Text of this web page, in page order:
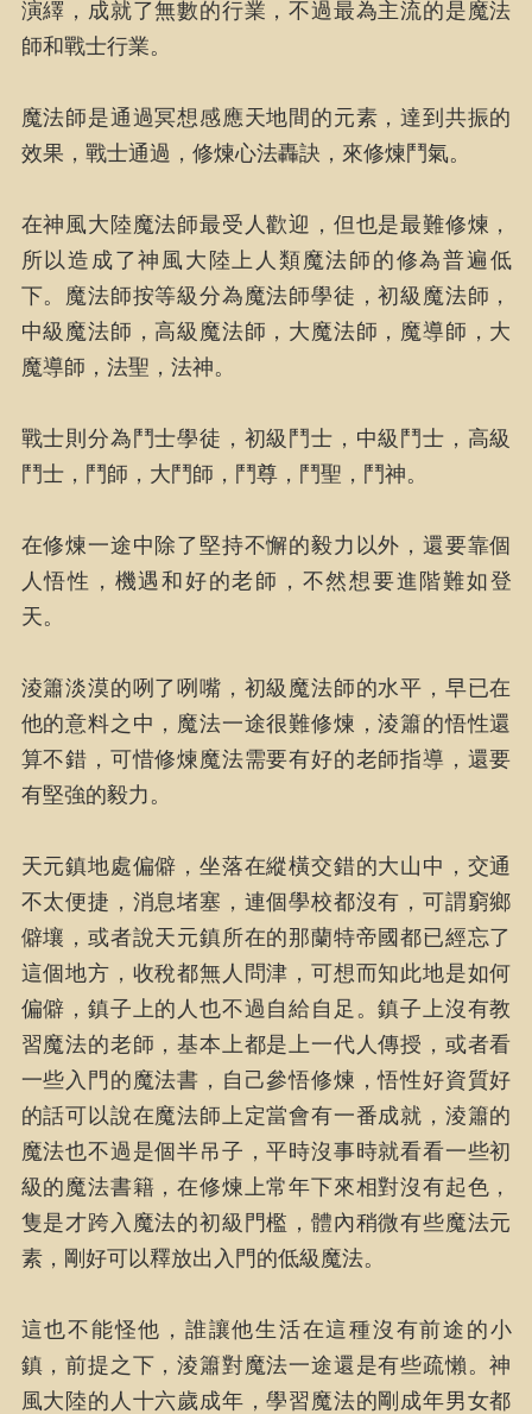
演繹，成就了無數的行業，不過最為主流的是魔法
師和戰士行業。
魔法師是通過冥想感應天地間的元素，達到共振的
效果，戰士通過，修煉心法轟訣，來修煉鬥氣。
在神風大陸魔法師最受人歡迎，但也是最難修煉，
所以造成了神風大陸上人類魔法師的修為普遍低
下。魔法師按等級分為魔法師學徒，初級魔法師，
中級魔法師，高級魔法師，大魔法師，魔導師，大
魔導師，法聖，法神。
戰士則分為鬥士學徒，初級鬥士，中級鬥士，高級
鬥士，鬥師，大鬥師，鬥尊，鬥聖，鬥神。
在修煉一途中除了堅持不懈的毅力以外，還要靠個
人悟性，機遇和好的老師，不然想要進階難如登
天。
淩簫淡漠的咧了咧嘴，初級魔法師的水平，早已在
他的意料之中，魔法一途很難修煉，淩簫的悟性還
算不錯，可惜修煉魔法需要有好的老師指導，還要
有堅強的毅力。
天元鎮地處偏僻，坐落在縱橫交錯的大山中，交通
不太便捷，消息堵塞，連個學校都沒有，可謂窮鄉
僻壤，或者說天元鎮所在的那蘭特帝國都已經忘了
這個地方，收稅都無人問津，可想而知此地是如何
偏僻，鎮子上的人也不過自給自足。鎮子上沒有教
習魔法的老師，基本上都是上一代人傳授，或者看
一些入門的魔法書，自己參悟修煉，悟性好資質好
的話可以說在魔法師上定當會有一番成就，淩簫的
魔法也不過是個半吊子，平時沒事時就看看一些初
級的魔法書籍，在修煉上常年下來相對沒有起色，
隻是才跨入魔法的初級門檻，體內稍微有些魔法元
素，剛好可以釋放出入門的低級魔法。
這也不能怪他，誰讓他生活在這種沒有前途的小
鎮，前提之下，淩簫對魔法一途還是有些疏懶。神
風大陸的人十六歲成年，學習魔法的剛成年男女都